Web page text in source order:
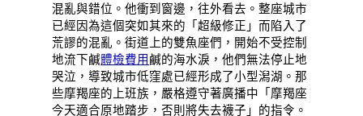
混亂與錯位。他衝到窗邊，往外看去。整座城市
已經因為這個突如其來的「超級修正」而陷入了
荒謬的混亂。街道上的雙魚座們，開始不受控制
地流下鹹體檢費用 鹹的海水淚，他們無法停止地
哭泣，導致城市低窪處已經形成了小型潟湖。那
些摩羯座的上班族，嚴格遵守著廣播中「摩羯座
今天適合原地踏步，否則將失去襪子」的指令。